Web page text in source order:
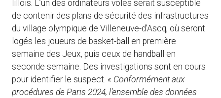
lillois. L’un des ordinateurs volés serait susceptible
de contenir des plans de sécurité des infrastructures
du village olympique de Villeneuve-d’Ascq, où seront
logés les joueurs de basket-ball en première
semaine des Jeux, puis ceux de handball en
seconde semaine. Des investigations sont en cours
pour identifier le suspect. « Conformément aux
procédures de Paris 2024, l’ensemble des données